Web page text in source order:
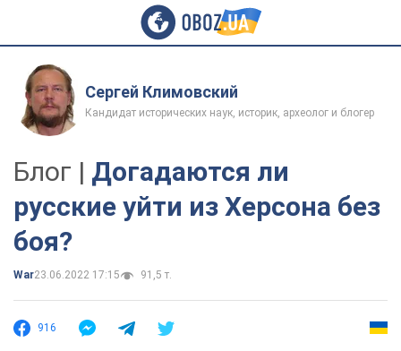
Сергей Климовский
Кандидат исторических наук, историк, археолог и блогер
Блог | Догадаются ли
русские уйти из Херсона без
боя?
War23.06.2022 17:15 91,5 т.
916